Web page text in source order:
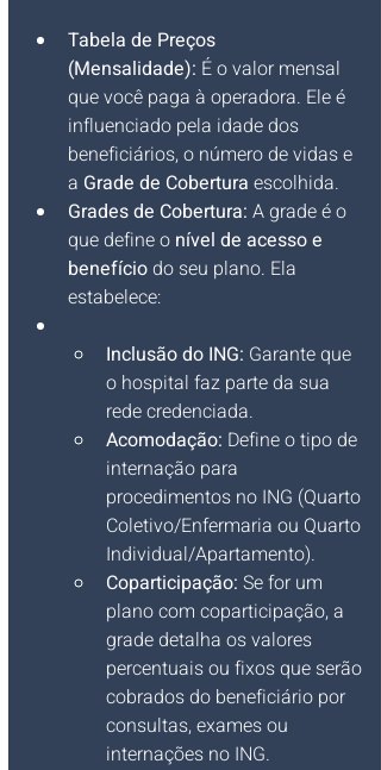
Tabela de Preços
(Mensalidade): É o valor mensal
que você paga à operadora. Ele é
influenciado pela idade dos
beneficiários, o número de vidas e
a Grade de Cobertura escolhida.
Grades de Cobertura: A grade é o
que define o nível de acesso e
benefício do seu plano. Ela
estabelece:
Inclusão do ING: Garante que
o hospital faz parte da sua
rede credenciada.
Acomodação: Define o tipo de
internação para
procedimentos no ING (Quarto
Coletivo/Enfermaria ou Quarto
Individual/Apartamento).
Coparticipação: Se for um
plano com coparticipação, a
grade detalha os valores
percentuais ou fixos que serão
cobrados do beneficiário por
consultas, exames ou
internações no ING.